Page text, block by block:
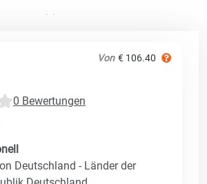
Von € 106.40
0 Bewertungen
Deutschland - Länder der